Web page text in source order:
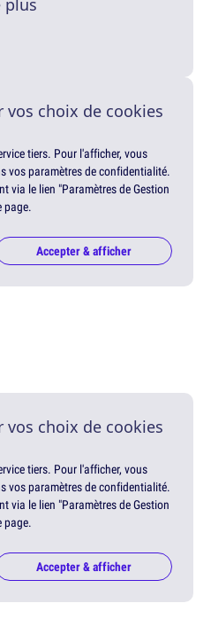
plus
vos choix de cookies
tiers. Pour l'afficher, vous
vos paramètres de confidentialité.
via le lien "Paramètres de Gestion
page.
Accepter & afficher
vos choix de cookies
tiers. Pour l'afficher, vous
vos paramètres de confidentialité.
via le lien "Paramètres de Gestion
page.
Accepter & afficher